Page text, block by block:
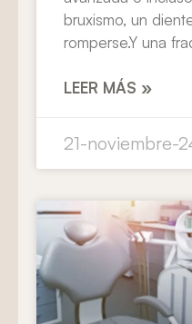
bruxismo, un
romperse.Y una
LEER MÁS »
21-noviembre-